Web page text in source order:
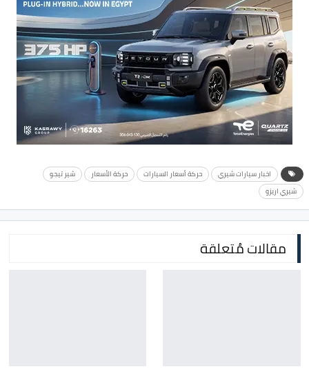
اخبار سيارات شيري حركة أسعار السيارات حركة الأسعار
شير تيجو
شيري اريزو
مقالات مُتعلقة